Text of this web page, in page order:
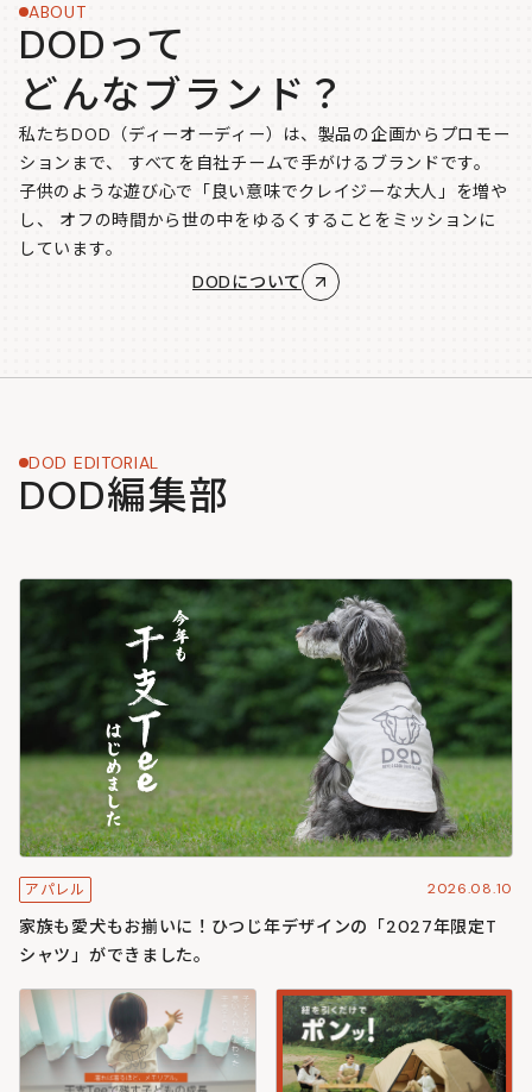
ABOUT
DODって
どんなブランド？
私たちDOD（ディーオーディー）は、製品の企画からプロモー
ションまで、
すべてを自社チームで手がけるブランドです。
子供のような遊び心で「良い意味でクレイジーな大人」を増や
し、
オフの時間から世の中をゆるくすることをミッションに
しています。
DODについて
DOD EDITORIAL
DOD編集部
アパレル 2026.08.10
家族も愛犬もお揃いに！ひつじ年デザインの「2027年限定T
シャツ」ができました。